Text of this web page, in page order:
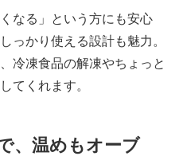
なる」という方にも安心
っかり使える設計も魅力。
冷凍食品の解凍やちょっと
てくれます。
、温めもオーブ